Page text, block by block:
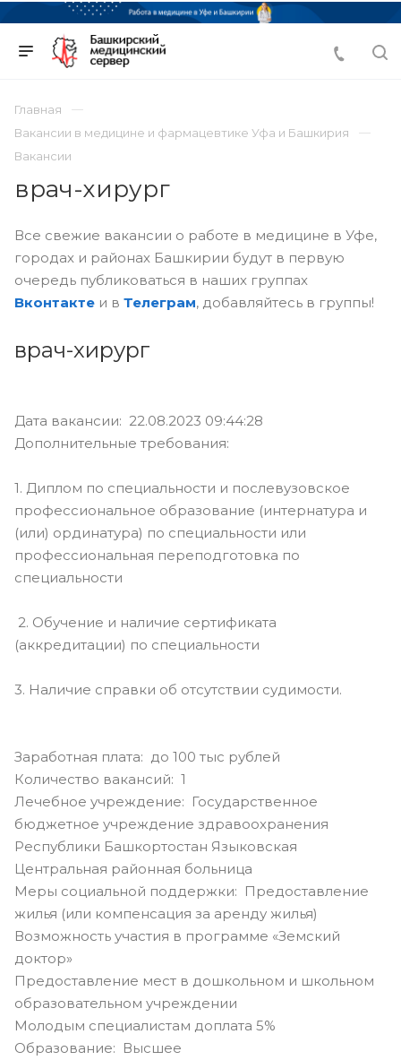
Главная
Вакансии в медицине и фармацевтике Уфа и Башкирия
Вакансии
врач-хирург
Все свежие вакансии о работе в медицине в Уфе,
городах и районах Башкирии будут в первую
очередь публиковаться в наших группах
Вконтакте и в Телеграм, добавляйтесь в группы!
врач-хирург
Дата вакансии: 22.08.2023 09:44:28
Дополнительные требования:
1. Диплом по специальности и послевузовское
профессиональное образование (интернатура и
(или) ординатура) по специальности или
профессиональная переподготовка по
специальности
2. Обучение и наличие сертификата
(аккредитации) по специальности
3. Наличие справки об отсутствии судимости.
Заработная плата: до 100 тыс рублей
Количество вакансий: 1
Лечебное учреждение: Государственное
бюджетное учреждение здравоохранения
Республики Башкортостан Языковская
Центральная районная больница
Меры социальной поддержки: Предоставление
жилья (или компенсация за аренду жилья)
Возможность участия в программе «Земский
доктор»
Предоставление мест в дошкольном и школьном
образовательном учреждении
Молодым специалистам доплата 5%
Образование: Высшее